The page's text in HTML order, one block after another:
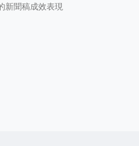
新聞稿成效表現